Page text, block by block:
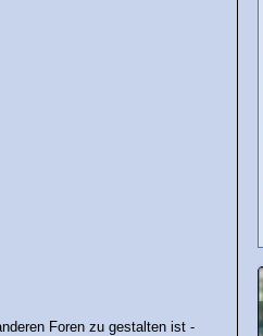
Foren zu gestalten ist -